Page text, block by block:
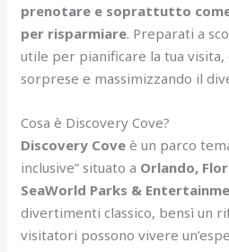
prenotare e soprattutto
per risparmiare. Preparati a
utile per pianificare la tua
sorprese e massimizzando il
Cosa è Discovery Cove?
Discovery Cove è un parco
inclusive” situato a Orlando,
SeaWorld Parks &
divertimenti classico, bensì un
visitatori possono vivere